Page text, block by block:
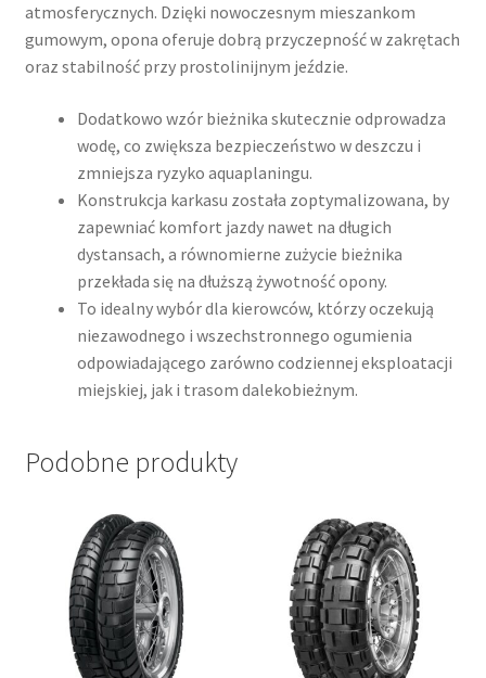
atmosferycznych. Dzięki nowoczesnym mieszankom
gumowym, opona oferuje dobrą przyczepność w zakrętach
oraz stabilność przy prostolinijnym jeździe.
Dodatkowo wzór bieżnika skutecznie odprowadza
wodę, co zwiększa bezpieczeństwo w deszczu i
zmniejsza ryzyko aquaplaningu.
Konstrukcja karkasu została zoptymalizowana, by
zapewniać komfort jazdy nawet na długich
dystansach, a równomierne zużycie bieżnika
przekłada się na dłuższą żywotność opony.
To idealny wybór dla kierowców, którzy oczekują
niezawodnego i wszechstronnego ogumienia
odpowiadającego zarówno codziennej eksploatacji
miejskiej, jak i trasom dalekobieżnym.
Podobne produkty